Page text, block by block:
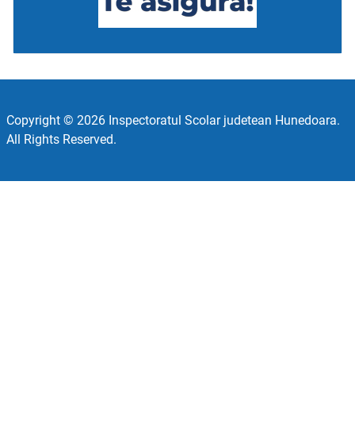
Copyright © 2026 Inspectoratul Scolar judetean Hunedoara.
All Rights Reserved.